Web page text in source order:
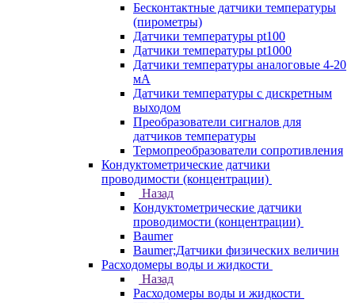
Бесконтактные датчики температуры
(пирометры)
Датчики температуры pt100
Датчики температуры pt1000
Датчики температуры аналоговые 4-20
мА
Датчики температуры с дискретным
выходом
Преобразователи сигналов для
датчиков температуры
Термопреобразователи сопротивления
Кондуктометрические датчики
проводимости (концентрации)
Назад
Кондуктометрические датчики
проводимости (концентрации)
Baumer
Baumer;Датчики физических величин
Расходомеры воды и жидкости
Назад
Расходомеры воды и жидкости